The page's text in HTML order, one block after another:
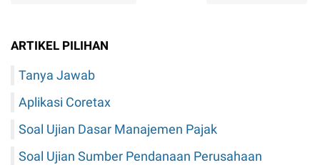
ARTIKEL PILIHAN
Tanya Jawab
Aplikasi Coretax
Soal Ujian Dasar Manajemen Pajak
Soal Ujian Sumber Pendanaan Perusahaan